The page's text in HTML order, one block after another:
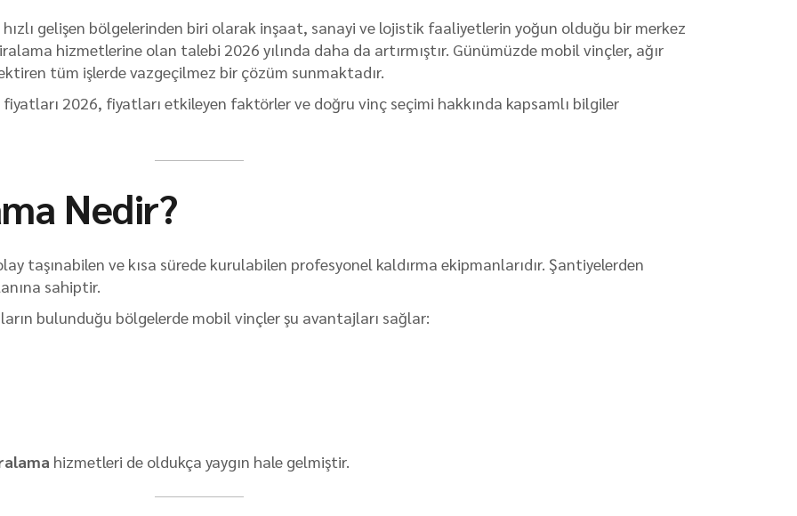
hızlı gelişen bölgelerinden biri olarak inşaat, sanayi ve lojistik faaliyetlerin yoğun olduğu bir merkez
hizmetlerine olan talebi 2026 yılında daha da artırmıştır. Günümüzde mobil vinçler, ağır
tüm işlerde vazgeçilmez bir çözüm sunmaktadır.
2026, fiyatları etkileyen faktörler ve doğru vinç seçimi hakkında kapsamlı bilgiler
Nedir?
taşınabilen ve kısa sürede kurulabilen profesyonel kaldırma ekipmanlarıdır. Şantiyelerden
sahiptir.
bulunduğu bölgelerde mobil vinçler şu avantajları sağlar:
hizmetleri de oldukça yaygın hale gelmiştir.